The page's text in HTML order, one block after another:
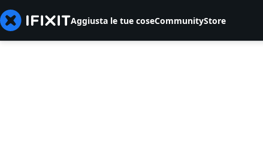
Aggiusta le tue coseCommunityStore